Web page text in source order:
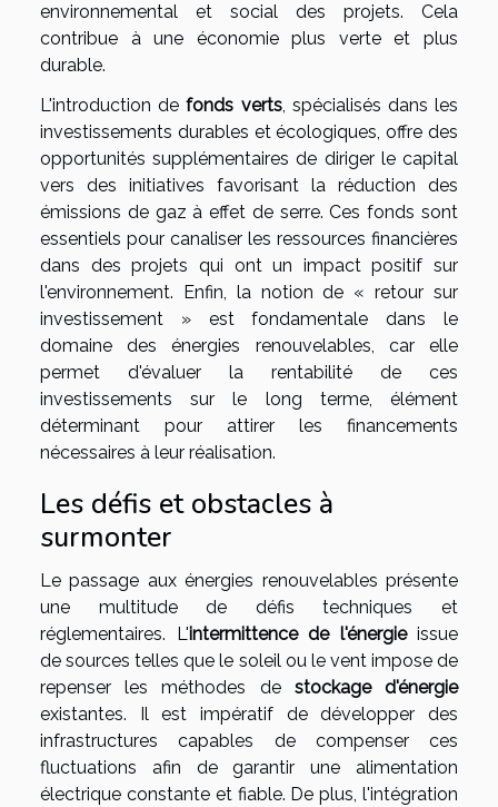
environnemental et social des projets. Cela
contribue à une économie plus verte et plus
durable.
L'introduction defonds verts, spécialisés dans les
investissements durables et écologiques, offre des
opportunités supplémentaires de diriger le capital
vers des initiatives favorisant la réduction des
émissions de gaz à effet de serre. Ces fonds sont
essentiels pour canaliser les ressources financières
dans des projets qui ont un impact positif sur
l'environnement. Enfin, la notion de « retour sur
investissement » est fondamentale dans le
domaine des énergies renouvelables, car elle
permet d'évaluer la rentabilité de ces
investissements sur le long terme, élément
déterminant pour attirer les financements
nécessaires à leur réalisation.
Les défis et obstacles à
surmonter
Le passage aux énergies renouvelables présente
une multitude de défis techniques et
réglementaires. L'intermittence de l'énergieissue
de sources telles que le soleil ou le vent impose de
repenser les méthodes de stockage d'énergie
existantes. Il est impératif de développer des
infrastructures capables de compenser ces
fluctuations afin de garantir une alimentation
électrique constante et fiable. De plus, l'intégration